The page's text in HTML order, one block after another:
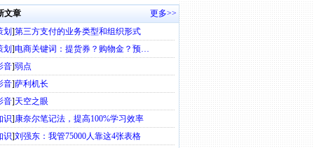
文章
更多>>
划 ]第三方支付的业务类型和组织形式
划 ]电商关键词：提货券？购物金？预…
音]弱点
音]萨利机长
音]天空之眼
识]康奈尔笔记法，提高100%学习效率
识]刘强东：我管75000人靠这4张表格